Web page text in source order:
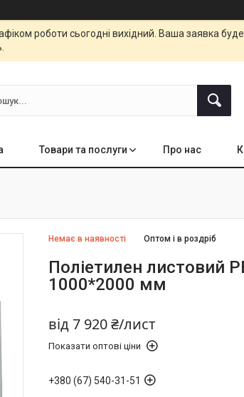
роботи сьогодні вихідний. Ваша заявка
Товари та послуги Про нас
Немає в наявності Оптом і в роздріб
Поліетилен листовий
1000*2000 мм
від7 920 ₴/лист
Показати оптові ціни
+380 (67) 540-31-51